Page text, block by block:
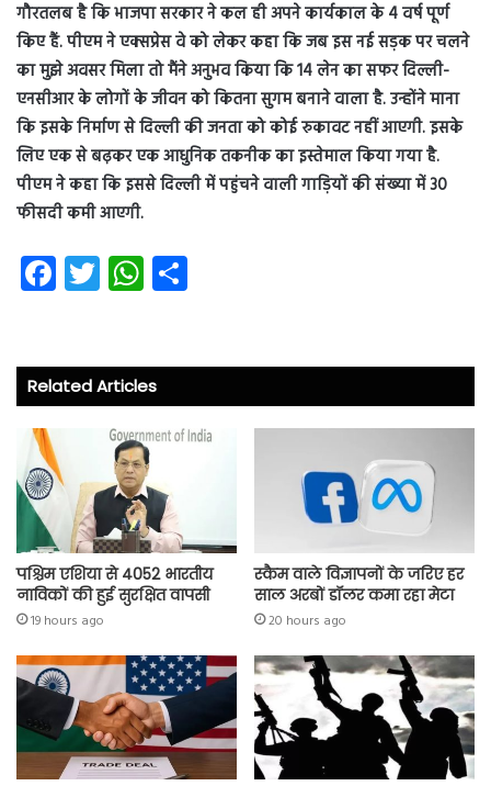
गौरतलब है कि भाजपा सरकार ने कल ही अपने कार्यकाल के 4 वर्ष पूर्ण
किए हैं. पीएम ने एक्सप्रेस वे को लेकर कहा कि जब इस नई सड़क पर चलने
का मुझे अवसर मिला तो मैंने अनुभव किया कि 14 लेन का सफर दिल्ली-
एनसीआर के लोगों के जीवन को कितना सुगम बनाने वाला है. उन्होंने माना
कि इसके निर्माण से दिल्ली की जनता को कोई रुकावट नहीं आएगी. इसके
लिए एक से बढ़कर एक आधुनिक तकनीक का इस्तेमाल किया गया है.
पीएम ने कहा कि इससे दिल्ली में पहुंचने वाली गाड़ियों की संख्या में 30
फीसदी कमी आएगी.
Fa
ce
o
ok
T
wi
er
W
ha
A
p
p
Related Articles
पश्चिम एशिया से 4052 भारतीय
नाविकों की हुई सुरक्षित वापसी
19 hours ago
स्कैम वाले विज्ञापनों के जरिए हर
साल अरबों डॉलर कमा रहा मेटा
20 hours ago